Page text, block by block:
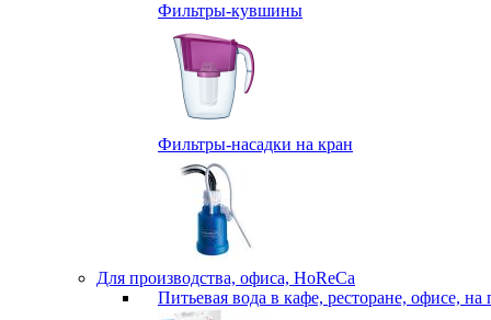
Фильтры-кувшины
Фильтры-насадки на кран
Для производства, офиса, HoReCa
Питьевая вода в кафе, ресторане, офисе, на